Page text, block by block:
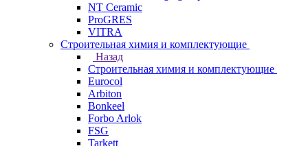
NT Ceramic
ProGRES
VITRA
Строительная химия и комплектующие
Назад
Строительная химия и комплектующие
Eurocol
Arbiton
Bonkeel
Forbo Arlok
FSG
Tarkett